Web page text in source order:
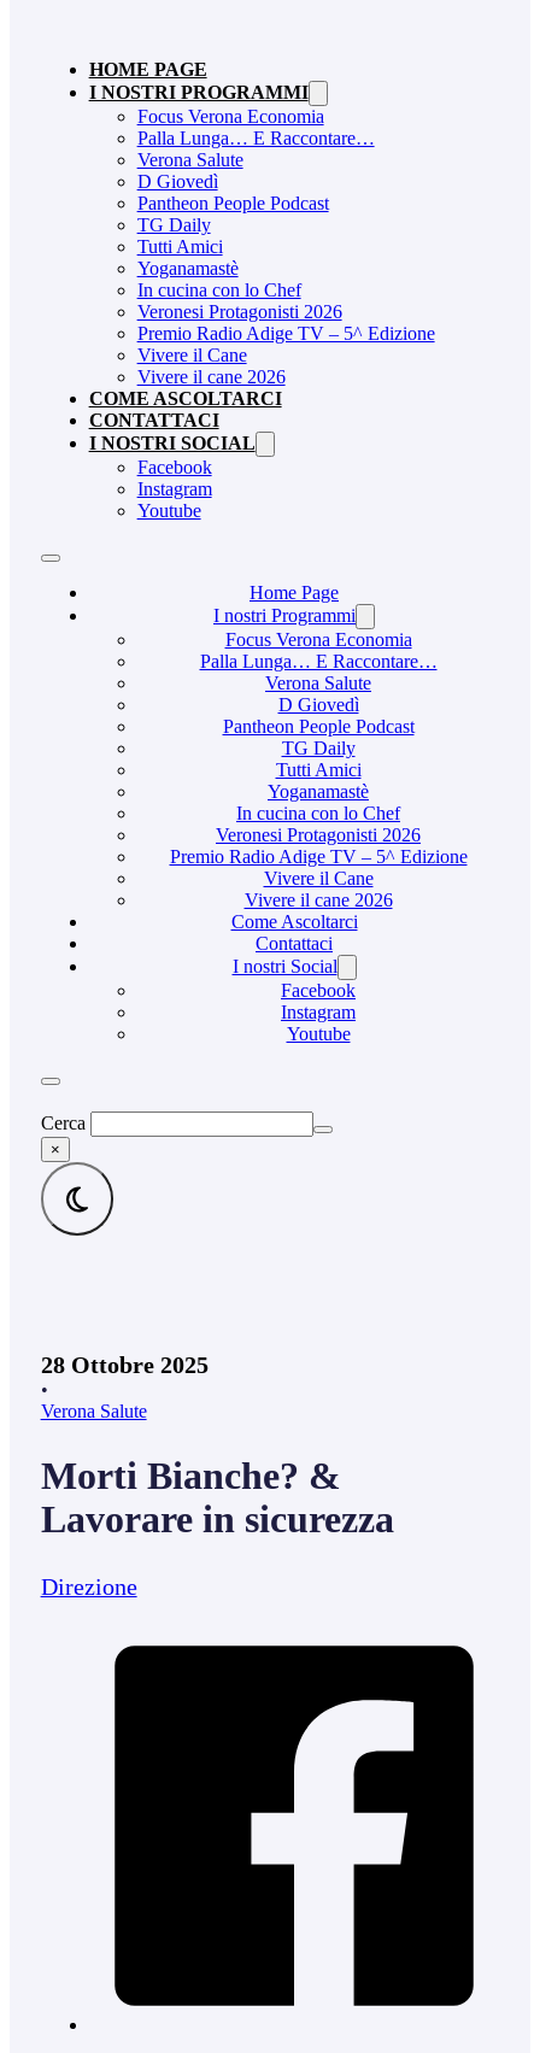
HOME PAGE
I NOSTRI PROGRAMMI
Focus Verona Economia
Palla Lunga… E Raccontare…
Verona Salute
D Giovedì
Pantheon People Podcast
TG Daily
Tutti Amici
Yoganamastè
In cucina con lo Chef
Veronesi Protagonisti 2026
Premio Radio Adige TV – 5^ Edizione
Vivere il Cane
Vivere il cane 2026
COME ASCOLTARCI
CONTATTACI
I NOSTRI SOCIAL
Facebook
Instagram
Youtube
Home Page
I nostri Programmi
Focus Verona Economia
Palla Lunga… E Raccontare…
Verona Salute
D Giovedì
Pantheon People Podcast
TG Daily
Tutti Amici
Yoganamastè
In cucina con lo Chef
Veronesi Protagonisti 2026
Premio Radio Adige TV – 5^ Edizione
Vivere il Cane
Vivere il cane 2026
Come Ascoltarci
Contattaci
I nostri Social
Facebook
Instagram
Youtube
Cerca
×
28 Ottobre 2025
•
Verona Salute
Morti Bianche? &
Lavorare in sicurezza
Direzione